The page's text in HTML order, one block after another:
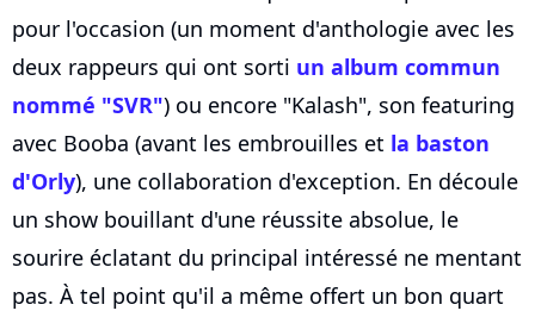
pour l'occasion (un moment d'anthologie avec les
deux rappeurs qui ont sorti un album commun
nommé "SVR") ou encore "Kalash", son featuring
avec Booba (avant les embrouilles et la baston
d'Orly), une collaboration d'exception. En découle
un show bouillant d'une réussite absolue, le
sourire éclatant du principal intéressé ne mentant
pas. À tel point qu'il a même offert un bon quart